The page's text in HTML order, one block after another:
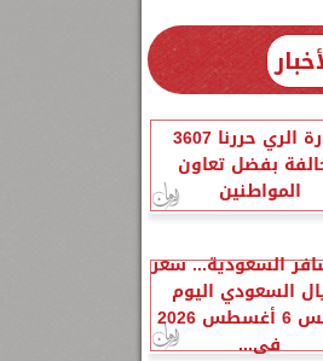
وزارة الري حررنا 3607
بفضل تعاون
المواطنين
السعودية... سعر
السعودي اليوم
الخميس 6 أغسطس 2026
في...